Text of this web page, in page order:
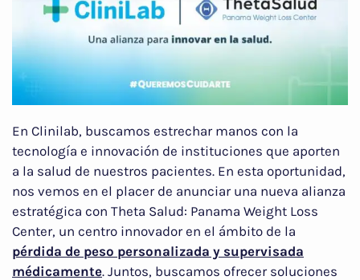
En Clinilab, buscamos estrechar manos con la
tecnología e innovación de instituciones que aporten
a la salud de nuestros pacientes. En esta oportunidad,
nos vemos en el placer de anunciar una nueva alianza
estratégica con Theta Salud: Panama Weight Loss
Center, un centro innovador en el ámbito de la
pérdida de peso personalizada y supervisada
médicamente. Juntos, buscamos ofrecer soluciones